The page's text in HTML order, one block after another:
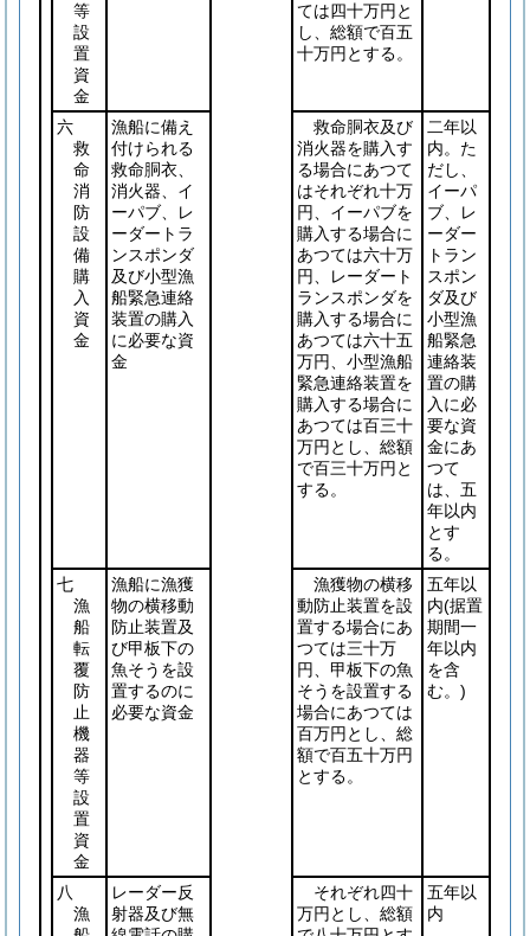
等
設
置
資
金
ては四十万円と
し、総額で百五
十万円とする。
六
救
命
消
防
設
備
購
入
資
金
漁船に備え
付けられる
救命胴衣、
消火器、イ
ーパブ、レ
ーダートラ
ンスポンダ
及び小型漁
船緊急連絡
装置の購入
に必要な資
金
救命胴衣及び
消火器を購入す
る場合にあつて
はそれぞれ十万
円、イーパブを
購入する場合に
あつては六十万
円、レーダート
ランスポンダを
購入する場合に
あつては六十五
万円、小型漁船
緊急連絡装置を
購入する場合に
あつては百三十
万円とし、総額
で百三十万円と
する。
二年以
内。た
だし、
イーパ
ブ、レ
ーダー
トラン
スポン
ダ及び
小型漁
船緊急
連絡装
置の購
入に必
要な資
金にあ
つて
は、五
年以内
とす
る。
七
漁
船
転
覆
防
止
機
器
等
設
置
資
金
漁船に漁獲
物の横移動
防止装置及
び甲板下の
魚そうを設
置するのに
必要な資金
漁獲物の横移
動防止装置を設
置する場合にあ
つては三十万
円、甲板下の魚
そうを設置する
場合にあつては
百万円とし、総
額で百五十万円
とする。
五年以
内(据置
期間一
年以内
を含
む。)
八
漁
レーダー反
射器及び無
それぞれ四十
万円とし、総額
五年以
内